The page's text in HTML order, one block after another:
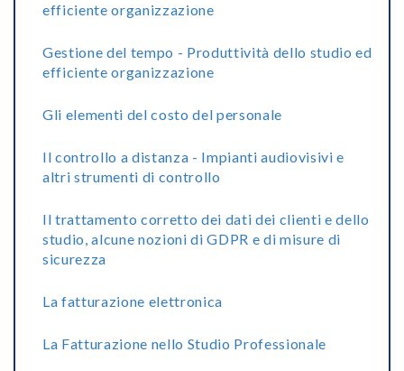
efficiente organizzazione
Gestione del tempo - Produttività dello studio ed
efficiente organizzazione
Gli elementi del costo del personale
Il controllo a distanza - Impianti audiovisivi e
altri strumenti di controllo
Il trattamento corretto dei dati dei clienti e dello
studio, alcune nozioni di GDPR e di misure di
sicurezza
La fatturazione elettronica
La Fatturazione nello Studio Professionale